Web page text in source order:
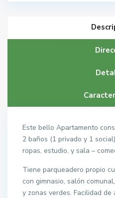
Este bello Apartamento
2 baños (1 privado y 1
ropas, estudio, y sala –
Tiene parqueadero propio
con gimnasio, salón
y zonas verdes. Facilidad